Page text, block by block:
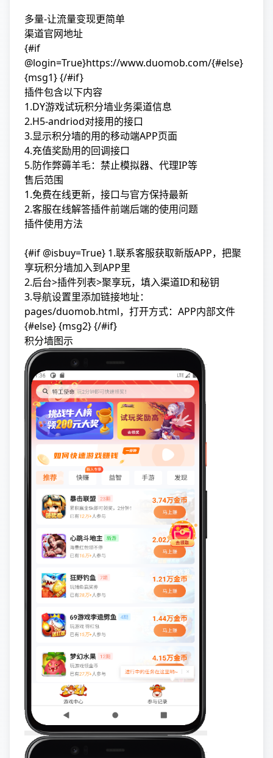
多量-让流量变现更简单
渠道官网地址
{#if
@login=True}https://www.duomob.com/{#else}
{msg1} {/#if}
插件包含以下内容
1.DY游戏试玩积分墙业务渠道信息
2.H5-andriod对接用的接口
3.显示积分墙的用的移动端APP页面
4.充值奖励用的回调接口
5.防作弊薅羊毛：禁止模拟器、代理IP等
售后范围
1.免费在线更新，接口与官方保持最新
2.客服在线解答插件前端后端的使用问题
插件使用方法
{#if @isbuy=True} 1.联系客服获取新版APP，把聚
享玩积分墙加入到APP里
2.后台>插件列表>聚享玩，填入渠道ID和秘钥
3.导航设置里添加链接地址：
pages/duomob.html，打开方式：APP内部文件
{#else} {msg2} {/#if}
积分墙图示